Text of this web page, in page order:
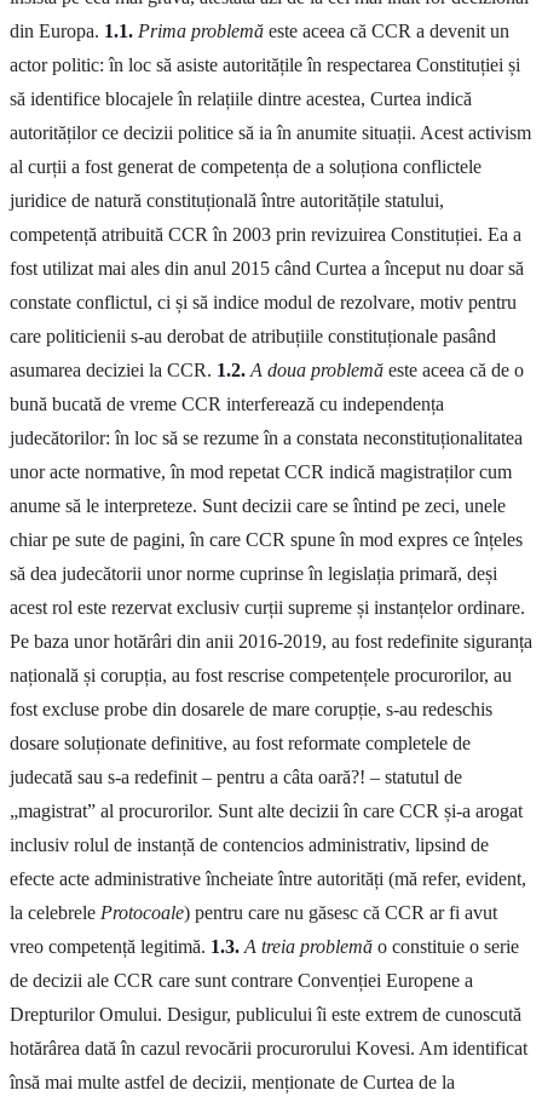
din Europa. 1.1. Prima problemă este aceea că CCR a devenit un
actor politic: în loc să asiste autoritățile în respectarea Constituției și
să identifice blocajele în relațiile dintre acestea, Curtea indică
autorităților ce decizii politice să ia în anumite situații. Acest activism
al curții a fost generat de competența de a soluționa conflictele
juridice de natură constituțională între autoritățile statului,
competență atribuită CCR în 2003 prin revizuirea Constituției. Ea a
fost utilizat mai ales din anul 2015 când Curtea a început nu doar să
constate conflictul, ci și să indice modul de rezolvare, motiv pentru
care politicienii s-au derobat de atribuțiile constituționale pasând
asumarea deciziei la CCR. 1.2. A doua problemă este aceea că de o
bună bucată de vreme CCR interferează cu independența
judecătorilor: în loc să se rezume în a constata neconstituționalitatea
unor acte normative, în mod repetat CCR indică magistraților cum
anume să le interpreteze. Sunt decizii care se întind pe zeci, unele
chiar pe sute de pagini, în care CCR spune în mod expres ce înțeles
să dea judecătorii unor norme cuprinse în legislația primară, deși
acest rol este rezervat exclusiv curții supreme și instanțelor ordinare.
Pe baza unor hotărâri din anii 2016-2019, au fost redefinite siguranța
națională și corupția, au fost rescrise competențele procurorilor, au
fost excluse probe din dosarele de mare corupție, s-au redeschis
dosare soluționate definitive, au fost reformate completele de
judecată sau s-a redefinit – pentru a câta oară?! – statutul de
„magistrat” al procurorilor. Sunt alte decizii în care CCR și-a arogat
inclusiv rolul de instanță de contencios administrativ, lipsind de
efecte acte administrative încheiate între autorități (mă refer, evident,
la celebrele Protocoale) pentru care nu găsesc că CCR ar fi avut
vreo competență legitimă. 1.3. A treia problemă o constituie o serie
de decizii ale CCR care sunt contrare Convenției Europene a
Drepturilor Omului. Desigur, publicului îi este extrem de cunoscută
hotărârea dată în cazul revocării procurorului Kovesi. Am identificat
însă mai multe astfel de decizii, menționate de Curtea de la